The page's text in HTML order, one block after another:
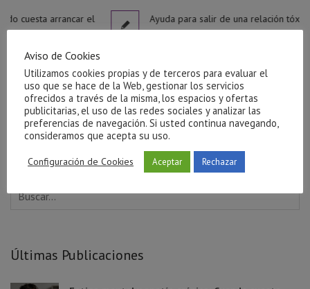
el Ayuda para salir de una relación tóxica en Castellón
Últimas Publicaciones
Aviso de Cookies
Utilizamos cookies propias y de terceros para evaluar el
uso que se hace de la Web, gestionar los servicios
ofrecidos a través de la misma, los espacios y ofertas
publicitarias, el uso de las redes sociales y analizar las
preferencias de navegación. Si usted continua navegando,
consideramos que acepta su uso.
Configuración de Cookies Aceptar Rechazar